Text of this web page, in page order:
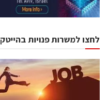
לחצו למשרות פנויות בהייטק